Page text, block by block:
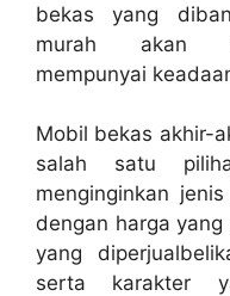
bekas yang
murah akan
mempunyai
Mobil bekas akhir-
salah satu
menginginkan
dengan harga
yang
serta karakter